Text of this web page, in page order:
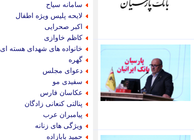
سامانه سیاح
لایحه پلیس ویژه اطفال
اکبر صحرایی
کاظم خاوازی
خانواده های شهدای هسته ای
گهره
دعوای مجلس
سفیدی مو
عکاسان فارس
پنالتی کنعانی زادگان
پیامبران عرب
ویژگی های زنانه
حمید بابازاده